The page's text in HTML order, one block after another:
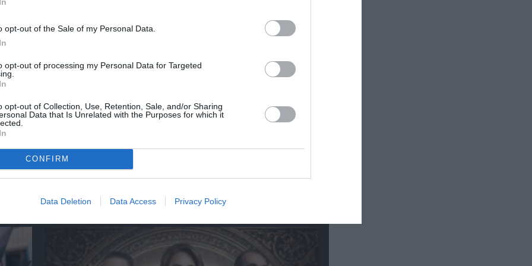
opt-out of the Sale of my Personal Data.
opt-out of processing my Personal Data for Targeted
opt-out of Collection, Use, Retention, Sale, and/or Sharing
Data that Is Unrelated with the Purposes for which it
CONFIRM
Data Deletion Data Access Privacy Policy
Σπύρος Κακατσάκης – Ανακρίνοντας το Σκοτάδι:
Άρθρα